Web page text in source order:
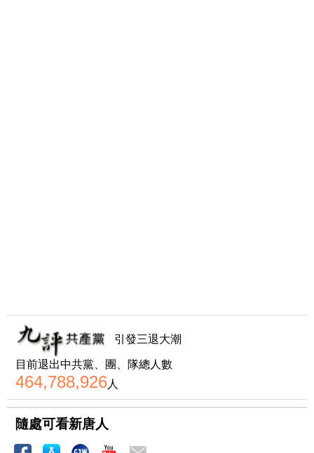
引發三退大潮
目前退出中共黨、團、隊總人數
464,788,926人
隨處可看新唐人